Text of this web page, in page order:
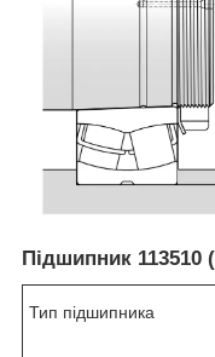
Підшипник 113510
Тип підшипника